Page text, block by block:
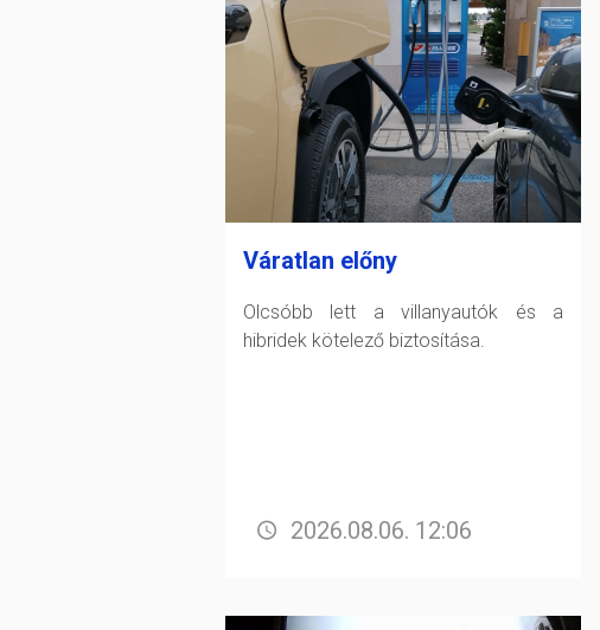
Váratlan előny
Olcsóbb lett a villanyautók és a
hibridek kötelező biztosítása.
2026.08.06. 12:06